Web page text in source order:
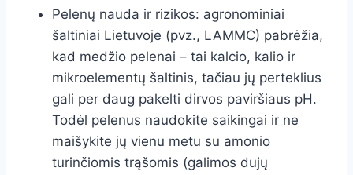
Pelenų nauda ir rizikos: agronominiai
šaltiniai Lietuvoje (pvz., LAMMC) pabrėžia,
kad medžio pelenai – tai kalcio, kalio ir
mikroelementų šaltinis, tačiau jų perteklius
gali per daug pakelti dirvos paviršiaus pH.
Todėl pelenus naudokite saikingai ir ne
maišykite jų vienu metu su amonio
turinčiomis trąšomis (galimos dujų